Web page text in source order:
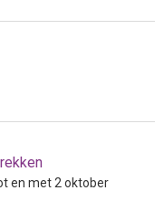
en met 2 oktober